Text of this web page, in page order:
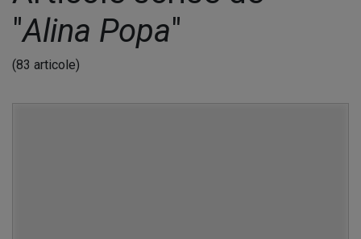
"Alina Popa"
(83 articole)